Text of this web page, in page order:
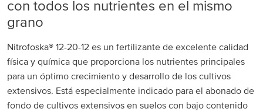
con todos los nutrientes en el mismo
grano
Nitrofoska® 12-20-12 es un fertilizante de excelente calidad
física y química que proporciona los nutrientes principales
para un óptimo crecimiento y desarrollo de los cultivos
extensivos. Está especialmente indicado para el abonado de
fondo de cultivos extensivos en suelos con bajo contenido